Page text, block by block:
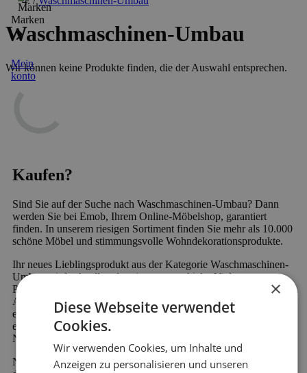
Marken
Mein
konto
Waschmaschinen-Umbau
Wir können keine Produkte finden, die der Auswahl entsprechen.
Kaufen?
Sind Sie auf der Suche nach Waschmaschinen-Umbau? Dann
werden Sie bei Emob, Ihrem Online-Möbelshop, garantiert
finden. In unserem riesigen Sortiment finden Sie mehr als 10.000
schöne Möbel und stimmungsvolle Wohndekorationsprodukte.
Ihr neues Lieblingsprodukt aus der Kategorie Waschmaschinen-
Umbau wird schnell und preiswert verschickt. Viele unserer
Produkte sind sofort verfügbar und werden schnell geliefert.
Außerdem profitieren Sie von 60 Tagen Rückgaberecht und
einer 2-Jahres-Garantie auf alle Möbel. Neu bei Emob und
einzigartig in der Branche ist die Möglichkeit der kostenlosen
Nachzahlung oder der geteilten Zahlung.
Neu bei Emob und einzigartig in der Branche ist die Möglichkeit
×
Diese Webseite verwendet
Cookies.
Wir verwenden Cookies, um Inhalte und
Anzeigen zu personalisieren und unseren